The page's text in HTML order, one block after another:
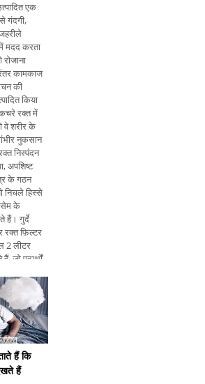
एक
गंदगी,
में मदद करता
कामकाज
की
किया
रक्त में
वे शरीर के
नुकसान
निस्पंदन
अपशिष्ट
के गठन
निचले हिस्से
सेम के
हैं। गुर्दे
रक्त फ़िल्टर
2 लीटर
जो पदार्थों
हैं कि
हैं